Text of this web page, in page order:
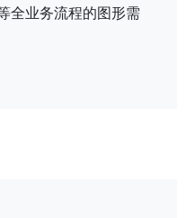
全业务流程的图形需